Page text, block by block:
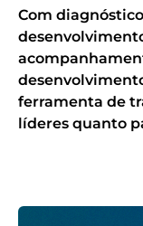
Com
ferramenta de
líderes quanto